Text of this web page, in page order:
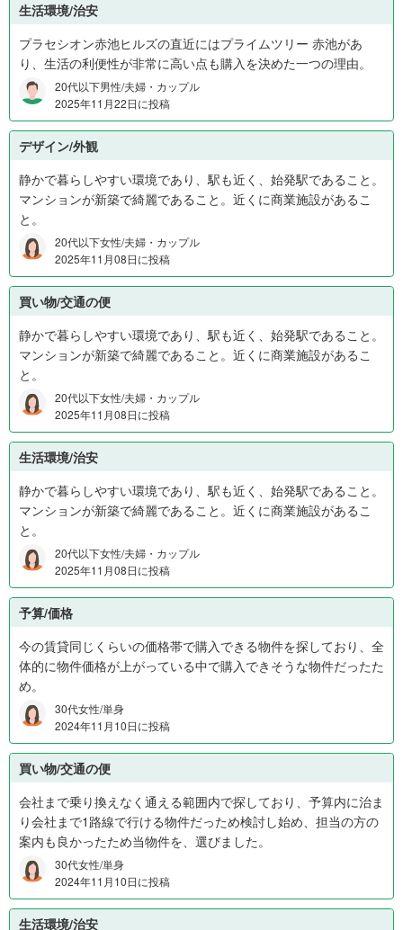
生活環境/治安
プラセシオン赤池ヒルズの直近にはプライムツリー 赤池があ
り、生活の利便性が非常に高い点も購入を決めた一つの理由。
20代以下男性/夫婦・カップル
2025年11月22日に投稿
デザイン/外観
静かで暮らしやすい環境であり、駅も近く、始発駅であること。
マンションが新築で綺麗であること。近くに商業施設があるこ
と。
20代以下女性/夫婦・カップル
2025年11月08日に投稿
買い物/交通の便
静かで暮らしやすい環境であり、駅も近く、始発駅であること。
マンションが新築で綺麗であること。近くに商業施設があるこ
と。
20代以下女性/夫婦・カップル
2025年11月08日に投稿
生活環境/治安
静かで暮らしやすい環境であり、駅も近く、始発駅であること。
マンションが新築で綺麗であること。近くに商業施設があるこ
と。
20代以下女性/夫婦・カップル
2025年11月08日に投稿
予算/価格
今の賃貸同じくらいの価格帯で購入できる物件を探しており、全
体的に物件価格が上がっている中で購入できそうな物件だったた
め。
30代女性/単身
2024年11月10日に投稿
買い物/交通の便
会社まで乗り換えなく通える範囲内で探しており、予算内に治ま
り会社まで1路線で行ける物件だっため検討し始め、担当の方の
案内も良かったため当物件を、選びました。
30代女性/単身
2024年11月10日に投稿
生活環境/治安